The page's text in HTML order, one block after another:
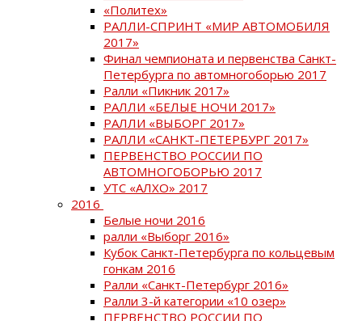
«Политех»
РАЛЛИ-СПРИНТ «МИР АВТОМОБИЛЯ
2017»
Финал чемпионата и первенства Санкт-
Петербурга по автомногоборью 2017
Ралли «Пикник 2017»
РАЛЛИ «БЕЛЫЕ НОЧИ 2017»
РАЛЛИ «ВЫБОРГ 2017»
РАЛЛИ «САНКТ-ПЕТЕРБУРГ 2017»
ПЕРВЕНСТВО РОССИИ ПО
АВТОМНОГОБОРЬЮ 2017
УТС «АЛХО» 2017
2016
Белые ночи 2016
ралли «Выборг 2016»
Кубок Санкт-Петербурга по кольцевым
гонкам 2016
Ралли «Санкт-Петербург 2016»
Ралли 3-й категории «10 озер»
ПЕРВЕНСТВО РОССИИ ПО